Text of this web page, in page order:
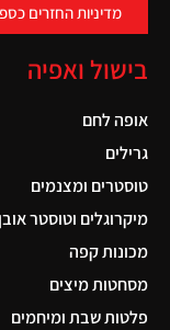
מדיניות החזרים
בישול ואפיה
אופה לחם
גרילים
טוסטרים ומצנמים
מיקרוגלים וטוסטר אובן
מכונות קפה
מסחטות מיצים
פלטות שבת ומיחמים